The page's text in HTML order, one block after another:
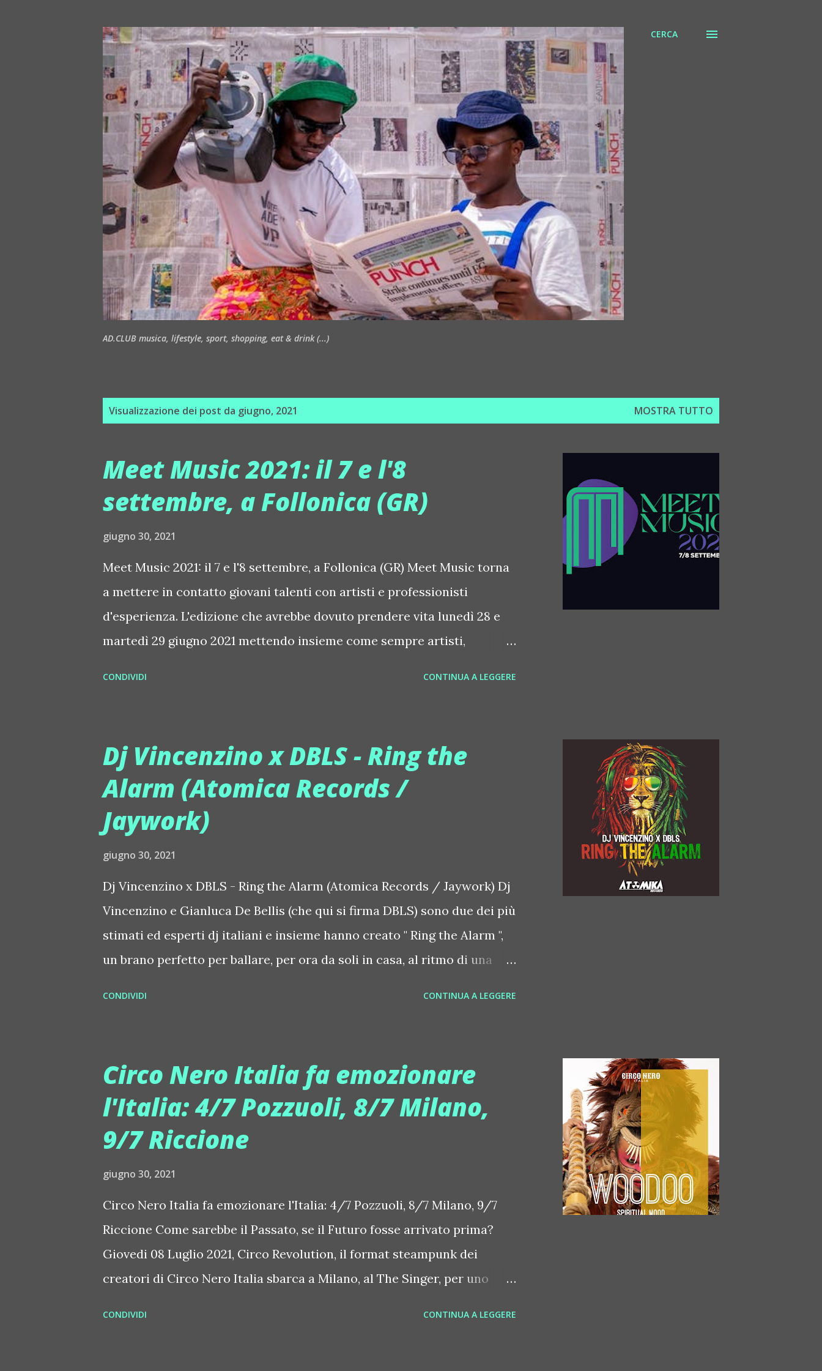
AD.CLUB musica, lifestyle, sport, shopping, eat & drink (...)
CERCA
Visualizzazione dei post da giugno, 2021 MOSTRA TUTTO
Meet Music 2021: il 7 e l'8
settembre, a Follonica (GR)
giugno 30, 2021
Meet Music 2021: il 7 e l'8 settembre, a Follonica (GR) Meet Music torna
a mettere in contatto giovani talenti con artisti e professionisti
d'esperienza. L'edizione che avrebbe dovuto prendere vita lunedì 28 e
martedì 29 giugno 2021 mettendo insieme come sempre artisti,
qualità nella giornata di domenica 27 giugno. "Quando siamo arrivati al
Teatro Fonderia Leopolda per iniziare l'allestimento per le riprese di
Meet Music, abbiamo sentito un forte odore di bruciato", spiega Luca
Guerrieri, il creatore di Meet Music. "Di lì a poco ci siamo resi conto
che una parte delle batterie che alimentano il sistema di sicurezza
della struttura era andata a fuoco". Dopo divers...
CONDIVIDI CONTINUA A LEGGERE
Dj Vincenzino x DBLS - Ring the
Alarm (Atomica Records /
Jaywork)
giugno 30, 2021
Dj Vincenzino x DBLS - Ring the Alarm (Atomica Records / Jaywork) Dj
Vincenzino e Gianluca De Bellis (che qui si firma DBLS) sono due dei più
stimati ed esperti dj italiani e insieme hanno creato " Ring the Alarm ",
un brano perfetto per ballare, per ora da soli in casa, al ritmo di una
brutti pensieri e tristezze assortite. Una video cover del brano, Dj
Vincenzino x DBLS - Ring the Alarm (Atomica Records / Jaywork), una
traccia piena di energia, è già disponibile da qualche ora su YouTube:
- https://open.spotify.com/album/1dU3FUU30Zwzk6KlF7IXQE?
si=K9l55n9KRtO8pjgFABfwEg&dl_branch=1 - e ovviamente su Beatport,
...
CONDIVIDI CONTINUA A LEGGERE
Circo Nero Italia fa emozionare
l'Italia: 4/7 Pozzuoli, 8/7 Milano,
9/7 Riccione
giugno 30, 2021
Circo Nero Italia fa emozionare l'Italia: 4/7 Pozzuoli, 8/7 Milano, 9/7
Riccione Come sarebbe il Passato, se il Futuro fosse arrivato prima?
Giovedi 08 Luglio 2021, Circo Revolution, il format steampunk dei
creatori di Circo Nero Italia sbarca a Milano, al The Singer, per uno
CONDIVIDI CONTINUA A LEGGERE